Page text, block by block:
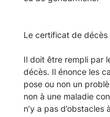
Buissons
de
la
ville
Le certificat de décès
Il doit être rempli par
décès. Il énonce les
pose ou non un
non à une maladie
n’y a pas